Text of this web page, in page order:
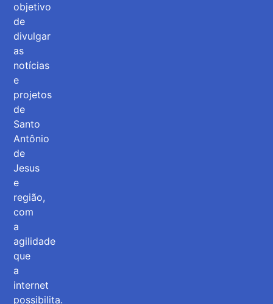
objetivo
de
divulgar
as
notícias
e
projetos
de
Santo
Antônio
de
Jesus
e
região,
com
a
agilidade
que
a
internet
possibilita.